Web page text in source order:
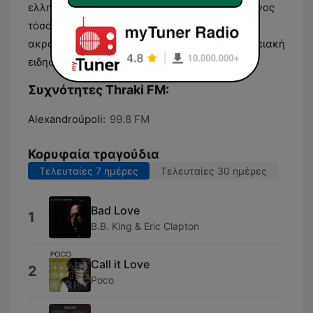
ελληνικής μουσικής παραγωγής, απευθυνόμενος
τόσο στους μόνιμους κατοίκους όσο και στους
ακροατές που ενδιαφέρονται για την περιφερειακή
ειδησεογραφία.
Συχνότητες Thraki FM:
Alexandroúpoli: 99.8 FM
Κορυφαία τραγούδια
Τελευταίες 7 ημέρες Τελευταίες 30 ημέρες
1 Bad Love
B.B. King & Eric Clapton
2 Call it Love
Poco